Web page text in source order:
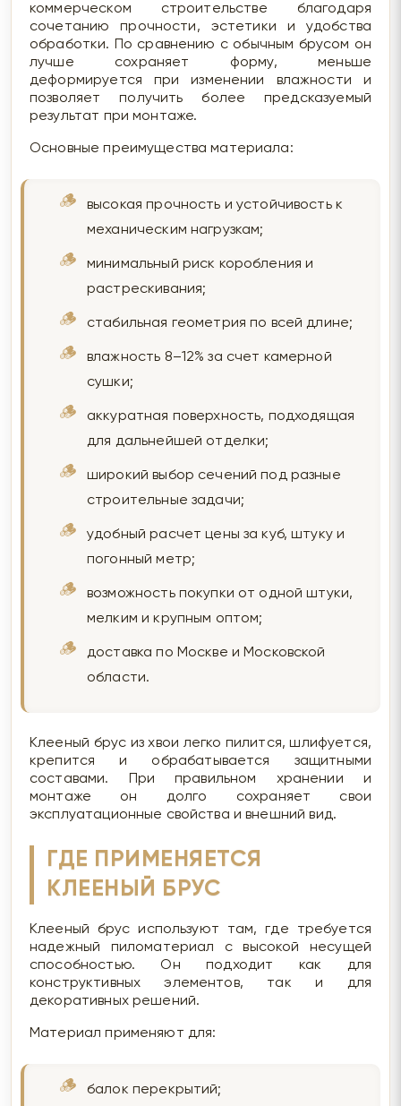
коммерческом строительстве благодаря
сочетанию прочности, эстетики и удобства
обработки. По сравнению с обычным брусом он
лучше сохраняет форму, меньше
деформируется при изменении влажности и
позволяет получить более предсказуемый
результат при монтаже.
Основные преимущества материала:
высокая прочность и устойчивость к
механическим нагрузкам;
минимальный риск коробления и
растрескивания;
стабильная геометрия по всей длине;
влажность 8–12% за счет камерной
сушки;
аккуратная поверхность, подходящая
для дальнейшей отделки;
широкий выбор сечений под разные
строительные задачи;
удобный расчет цены за куб, штуку и
погонный метр;
возможность покупки от одной штуки,
мелким и крупным оптом;
доставка по Москве и Московской
области.
Клееный брус из хвои легко пилится, шлифуется,
крепится и обрабатывается защитными
составами. При правильном хранении и
монтаже он долго сохраняет свои
эксплуатационные свойства и внешний вид.
ГДЕ ПРИМЕНЯЕТСЯ
КЛЕЕНЫЙ БРУС
Клееный брус используют там, где требуется
надежный пиломатериал с высокой несущей
способностью. Он подходит как для
конструктивных элементов, так и для
декоративных решений.
Материал применяют для:
балок перекрытий;